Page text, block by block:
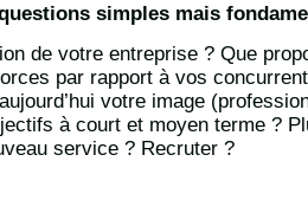
simples mais
de votre entreprise ? Que
par rapport à vos
votre image
à court et moyen terme ?
service ? Recruter ?